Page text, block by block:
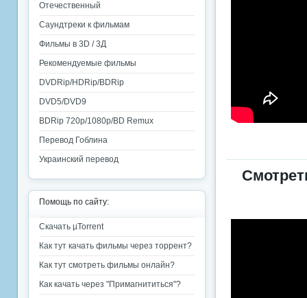
Отечественный
Саундтреки к фильмам
Фильмы в 3D / 3Д
Рекомендуемые фильмы
DVDRip/HDRip/BDRip
DVD5/DVD9
BDRip 720p/1080p/BD Remux
Перевод Гоблина
Украинский перевод
Помощь по сайту:
Скачать µTorrent
Как тут качать фильмы через торрент?
Как тут смотреть фильмы онлайн?
Как качать через "Примагнититься"?